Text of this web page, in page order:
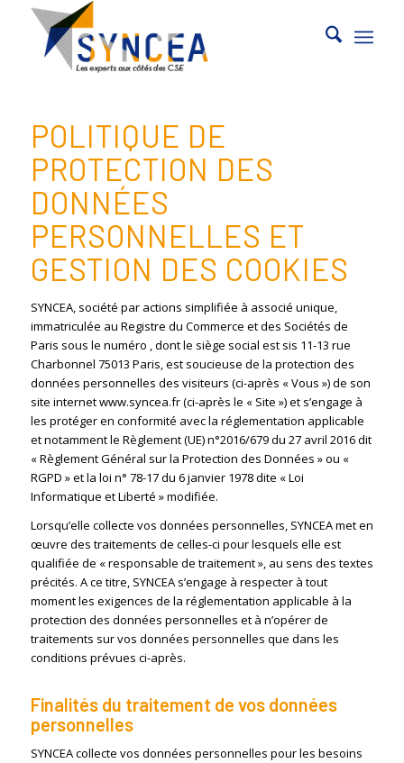
POLITIQUE DE
PROTECTION DES
DONNÉES
PERSONNELLES ET
GESTION DES COOKIES
SYNCEA, société par actions simplifiée à associé unique,
immatriculée au Registre du Commerce et des Sociétés de
Paris sous le numéro , dont le siège social est sis 11-13 rue
Charbonnel 75013 Paris, est soucieuse de la protection des
données personnelles des visiteurs (ci-après « Vous ») de son
site internet www.syncea.fr (ci-après le « Site ») et s’engage à
les protéger en conformité avec la réglementation applicable
et notamment le Règlement (UE) n°2016/679 du 27 avril 2016 dit
« Règlement Général sur la Protection des Données » ou «
RGPD » et la loi n° 78-17 du 6 janvier 1978 dite « Loi
Informatique et Liberté » modifiée.
Lorsqu’elle collecte vos données personnelles, SYNCEA met en
œuvre des traitements de celles-ci pour lesquels elle est
qualifiée de « responsable de traitement », au sens des textes
précités. A ce titre, SYNCEA s’engage à respecter à tout
moment les exigences de la réglementation applicable à la
protection des données personnelles et à n’opérer de
traitements sur vos données personnelles que dans les
conditions prévues ci-après.
Finalités du traitement de vos données
personnelles
SYNCEA collecte vos données personnelles pour les besoins